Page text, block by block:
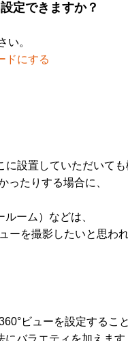
定できますか？
い。
ドにする
設置していただいても
ったりする場合に、
ーム）などは、
ーを撮影したいと思わ
ビューを設定するこ
バラエティを加えます